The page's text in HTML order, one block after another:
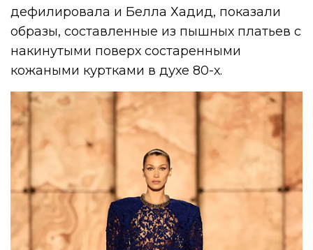
дефилировала и Белла Хадид, показали
образы, составленные из пышных платьев с
накинутыми поверх состаренными
кожаными куртками в духе 80-х.